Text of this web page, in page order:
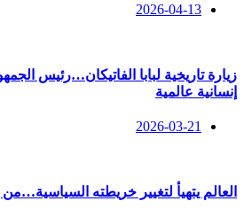
2026-04-13
زيارة تاريخية لبابا الفاتيكان…رئيس
إنسانية عالمية
2026-03-21
العالم يتهيأ لتغيير خريطته